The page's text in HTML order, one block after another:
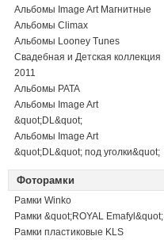
Альбомы Image Art Магнитные
Альбомы Climax
Альбомы Looney Tunes
Свадебная и Детская коллекция
2011
Альбомы PATA
Альбомы Image Art
&quot;DL&quot;
Альбомы Image Art
&quot;DL&quot; под уголки&quot;
Фоторамки
Рамки Winko
Рамки &quot;ROYAL Emafyl&quot;
Рамки пластиковые KLS